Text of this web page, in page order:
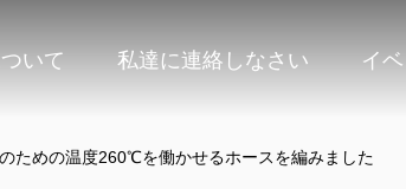
いて 私達に連絡しなさい イ
ための温度260℃を働かせるホースを編みました